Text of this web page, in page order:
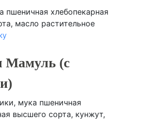
пшеничная хлебопекарная
масло растительное
семя льна, семя
(ванилин), регулятор
(лимонная кислота).
Мамуль (с
мука пшеничная
высшего сорта, кунжут,